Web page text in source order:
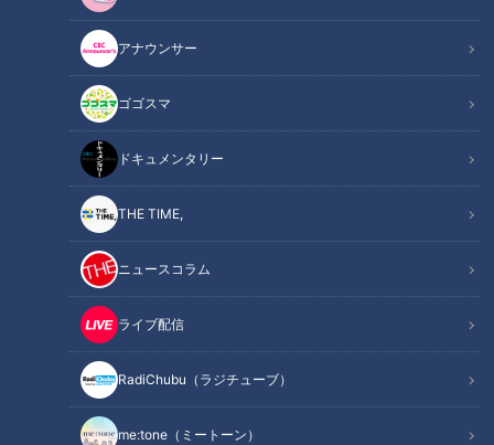
アナウンサー
ゴゴスマ
ドキュメンタリー
THE TIME,
ニュースコラム
ライブ配信
RadiChubu（ラジチューブ）
me:tone（ミートーン）
CBCテレビ『チャント！』いただきます！ほぼ地元だけ 愛されフード
今回は、『岐阜県岐阜市』の『高等ライス』です。 昨年、木
村拓哉さんが訪れたことで沸いた岐阜市にある八ツ寺町（やつ
でらまち）周辺で愛されているという『高等ライス』を調査す